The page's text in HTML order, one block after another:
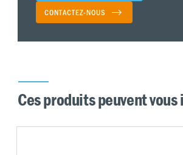
CONTACTEZ-NOUS
Ces produits peuvent